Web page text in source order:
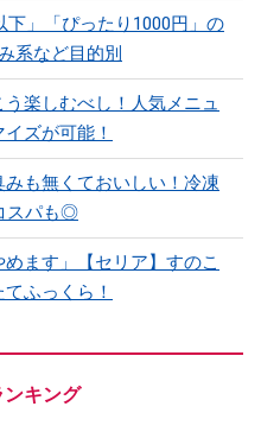
下」「ぴったり1000円」の
系など目的別
楽しむべし！人気メニュ
ズが可能！
みも無くておいしい！冷凍
スパも◎
ます」【セリア】すのこ
ふっくら！